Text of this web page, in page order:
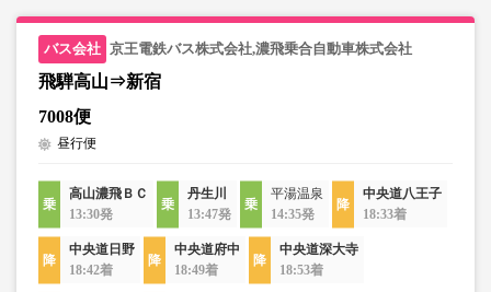
京王電鉄バス株式会社,濃飛乗合自動車株式会社
飛騨高山⇒新宿
7008便
昼行便
高山濃飛ＢＣ
13:30発
丹生川
13:47発
平湯温泉
14:35発
中央道八王子
18:33着
中央道日野
18:42着
中央道府中
18:49着
中央道深大寺
18:53着